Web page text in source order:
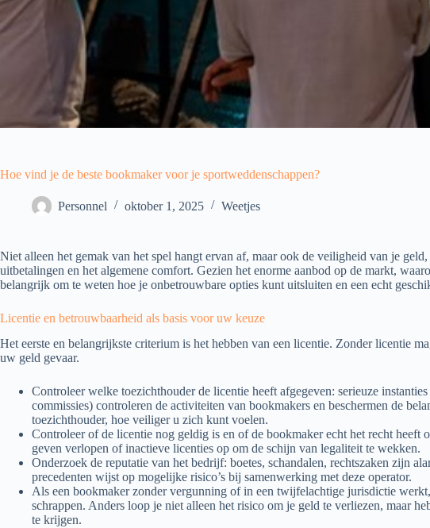
Hoe vind je de beste bookmaker voor je sportweddenschappen?
Personnel oktober 1, 2025 Weetjes
Niet alleen het gemak van het spel hangt ervan af, maar ook de veiligheid van je
uitbetalingen en het algemene comfort. Gezien het enorme aanbod op de markt,
belangrijk om te weten hoe je onbetrouwbare opties kunt uitsluiten en een echt
Licentie en betrouwbaarheid als basis voor uw keuze
Het eerste en belangrijkste criterium is het hebben van een licentie. Zonder licentie
uw geld gevaar.
Controleer welke toezichthouder de licentie heeft afgegeven: serieuze
commissies) controleren de activiteiten van bookmakers en beschermen de
toezichthouder, hoe veiliger u zich kunt voelen.
Controleer of de licentie nog geldig is en of de bookmaker echt het recht
geven verlopen of inactieve licenties op om de schijn van legaliteit te wekken.
Onderzoek de reputatie van het bedrijf: boetes, schandalen, rechtszaken zijn
precedenten wijst op mogelijke risico’s bij samenwerking met deze operator.
Als een bookmaker zonder vergunning of in een twijfelachtige jurisdictie
schrappen. Anders loop je niet alleen het risico om je geld te verliezen, maar
te krijgen.